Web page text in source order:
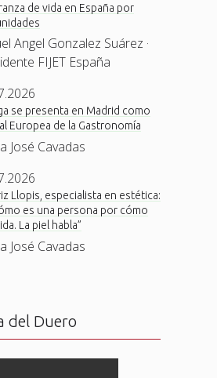
de vida en España por
Angel Gonzalez Suárez ·
FIJET España
se presenta en Madrid como
Europea de la Gastronomía
José Cavadas
Llopis, especialista en estética:
es una persona por cómo
La piel habla”
José Cavadas
del Duero